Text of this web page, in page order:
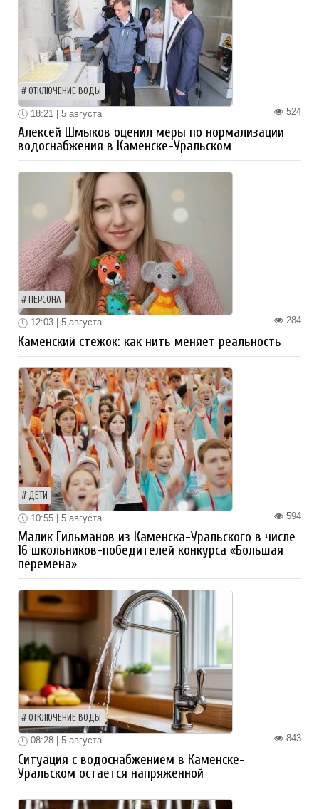
ОТКЛЮЧЕНИЕ ВОДЫ
524
18:21 | 5 августа
Алексей Шмыков оценил меры по нормализации
водоснабжения в Каменске-Уральском
ПЕРСОНА
284
12:03 | 5 августа
Каменский стежок: как нить меняет реальность
ДЕТИ
594
10:55 | 5 августа
Малик Гильманов из Каменска-Уральского в числе
16 школьников-победителей конкурса «Большая
перемена»
ОТКЛЮЧЕНИЕ ВОДЫ
843
08:28 | 5 августа
Ситуация с водоснабжением в Каменске-
Уральском остается напряженной